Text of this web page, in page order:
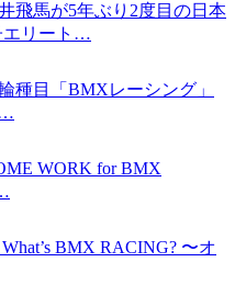
井飛馬が5年ぶり2度目の日本
エリート…
種目「BMXレーシング」
…
WORK for BMX
BMX RACING? 〜オ